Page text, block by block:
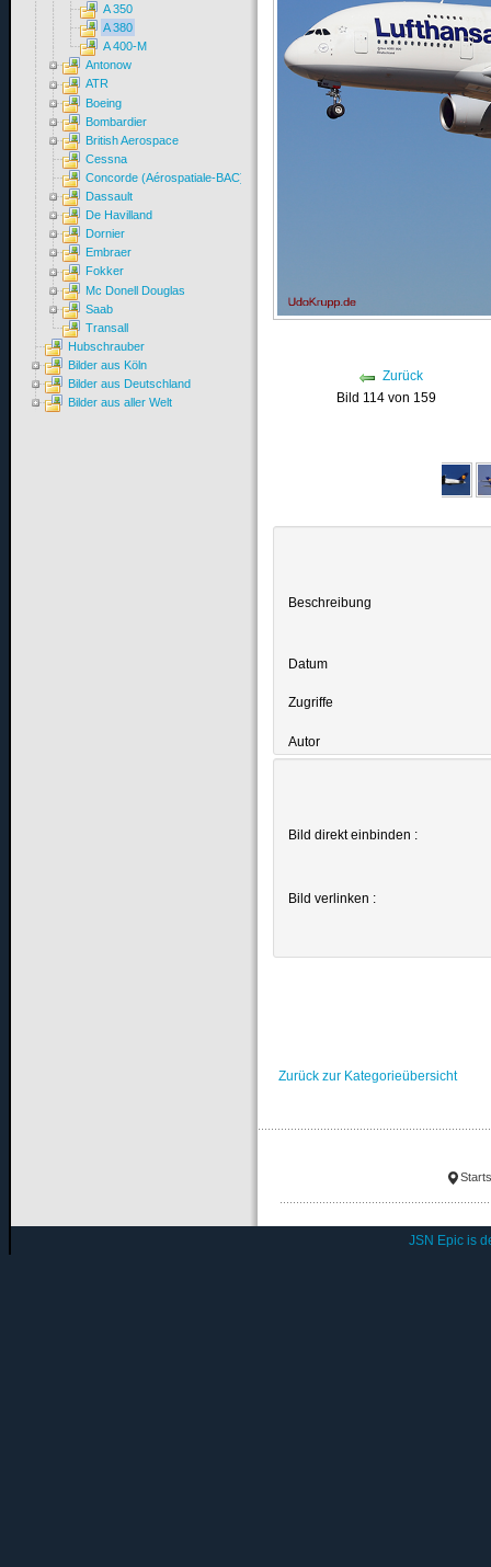
Zurück
Bild 114 von 159
Beschreibung
Datum
Zugriffe
Autor
Bild direkt einbinden :
Bild verlinken :
Zurück zur Kategorieübersicht
A 350
A 380
A 400-M
Antonow
ATR
Boeing
Bombardier
British Aerospace
Cessna
Concorde (Aérospatiale-BAC)
Dassault
De Havilland
Dornier
Embraer
Fokker
Mc Donell Douglas
Saab
Transall
Hubschrauber
Bilder aus Köln
Bilder aus Deutschland
Bilder aus aller Welt
JSN Epic is